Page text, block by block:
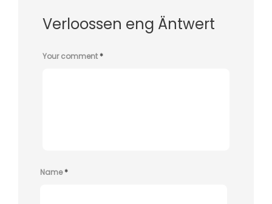
Verloossen eng Äntwert
Your comment*
Name*